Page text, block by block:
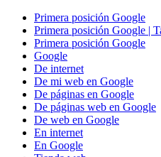
Primera posición Google
Primera posición Google |
Primera posición Google
Google
De internet
De mi web en Google
De páginas en Google
De páginas web en Google
De web en Google
En internet
En Google